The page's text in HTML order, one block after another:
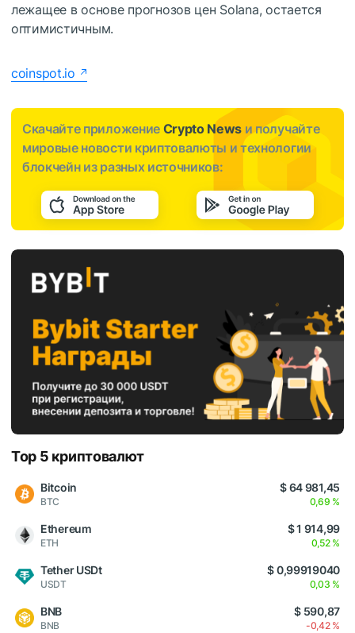
лежащее в основе прогнозов цен Solana, остается
оптимистичным.
coinspot.io
Скачайте приложение Crypto News и получайте
мировые новости криптовалюты и технологии
блокчейн из разных источников:
Top 5 криптовалют
Bitcoin
BTC
$ 64 981,45
0,69 %
Ethereum
ETH
$ 1 914,99
0,52 %
Tether USDt
USDT
$ 0,99919040
0,03 %
BNB
BNB
$ 590,87
-0,42 %